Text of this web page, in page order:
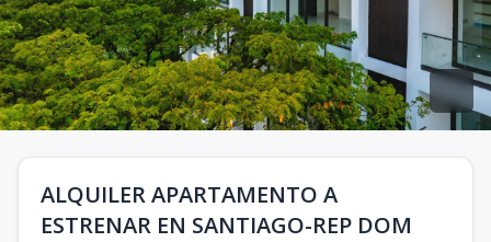
ALQUILER APARTAMENTO A
ESTRENAR EN SANTIAGO-REP DOM